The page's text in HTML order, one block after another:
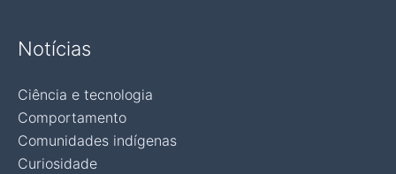
Notícias
Ciência e tecnologia
Comportamento
Comunidades indígenas
Curiosidade